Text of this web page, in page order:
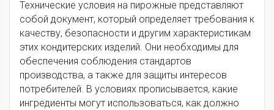
Технические условия на пирожные представляют
собой документ, который определяет требования к
качеству, безопасности и другим характеристикам
этих кондитерских изделий. Они необходимы для
обеспечения соблюдения стандартов
производства, а также для защиты интересов
потребителей. В условиях прописывается, какие
ингредиенты могут использоваться, как должно